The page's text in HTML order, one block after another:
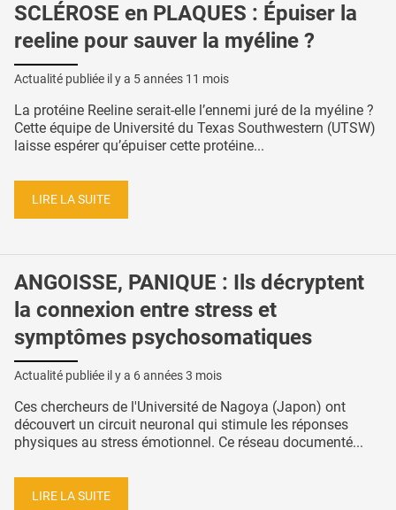
SCLÉROSE en PLAQUES : Épuiser la
reeline pour sauver la myéline ?
Actualité publiée il y a 5 années 11 mois
La protéine Reeline serait-elle l’ennemi juré de la myéline ?
Cette équipe de Université du Texas Southwestern (UTSW)
laisse espérer qu’épuiser cette protéine...
LIRE LA SUITE
ANGOISSE, PANIQUE : Ils décryptent
la connexion entre stress et
symptômes psychosomatiques
Actualité publiée il y a 6 années 3 mois
Ces chercheurs de l'Université de Nagoya (Japon) ont
découvert un circuit neuronal qui stimule les réponses
physiques au stress émotionnel. Ce réseau documenté...
LIRE LA SUITE